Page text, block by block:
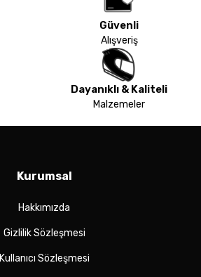
Güvenli
Alışveriş
Dayanıklı & Kaliteli
Malzemeler
Kurumsal
Hakkımızda
Gizlilik Sözleşmesi
Kullanıcı Sözleşmesi